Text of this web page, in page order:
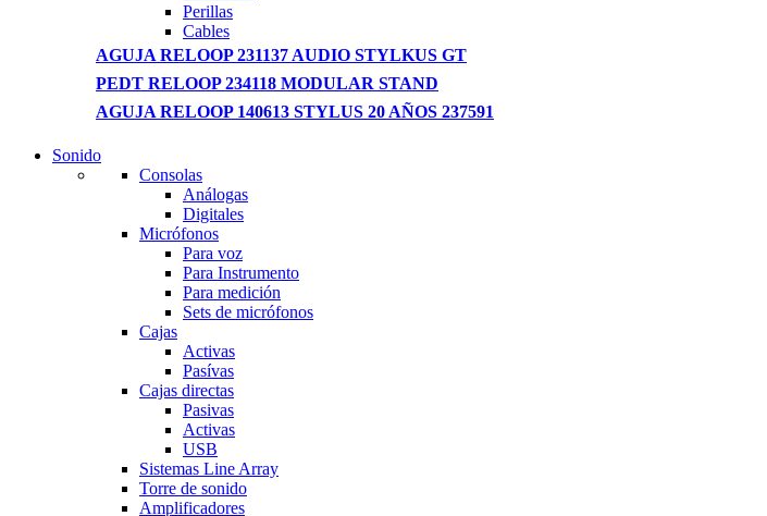
Perillas
Cables
AGUJA RELOOP 231137 AUDIO STYLKUS GT
PEDT RELOOP 234118 MODULAR STAND
AGUJA RELOOP 140613 STYLUS 20 AÑOS 237591
TP 450X I7 THINKPAD
Shop Now
Sonido
Consolas
Análogas
Digitales
Micrófonos
Para voz
Para Instrumento
Para medición
Sets de micrófonos
Cajas
Activas
Pasívas
Cajas directas
Pasivas
Activas
USB
Sistemas Line Array
Torre de sonido
Amplificadores